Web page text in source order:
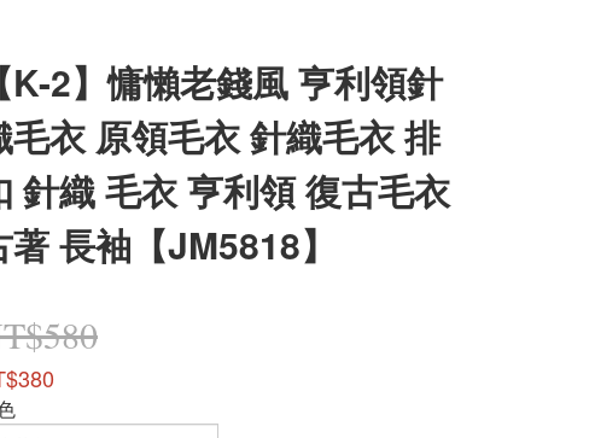
【K-2】慵懶老錢風 亨利領針
毛衣 原領毛衣 針織毛衣 排
針織 毛衣 亨利領 復古毛衣
著 長袖【JM5818】